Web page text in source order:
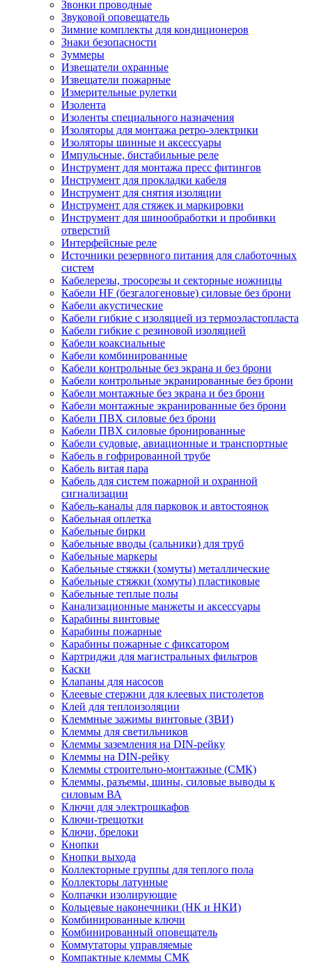
Звонки проводные
Звуковой оповещатель
Зимние комплекты для кондиционеров
Знаки безопасности
Зуммеры
Извещатели охранные
Извещатели пожарные
Измерительные рулетки
Изолента
Изоленты специального назначения
Изоляторы для монтажа ретро-электрики
Изоляторы шинные и аксессуары
Импульсные, бистабильные реле
Инструмент для монтажа пресс фитингов
Инструмент для прокладки кабеля
Инструмент для снятия изоляции
Инструмент для стяжек и маркировки
Инструмент для шинообработки и пробивки
отверстий
Интерфейсные реле
Источники резервного питания для слаботочных
систем
Кабелерезы, тросорезы и секторные ножницы
Кабели HF (безгалогеновые) силовые без брони
Кабели акустические
Кабели гибкие с изоляцией из термоэластопласта
Кабели гибкие с резиновой изоляцией
Кабели коаксиальные
Кабели комбинированные
Кабели контрольные без экрана и без брони
Кабели контрольные экранированные без брони
Кабели монтажные без экрана и без брони
Кабели монтажные экранированные без брони
Кабели ПВХ силовые без брони
Кабели ПВХ силовые бронированные
Кабели судовые, авиационные и транспортные
Кабель в гофрированной трубе
Кабель витая пара
Кабель для систем пожарной и охранной
сигнализации
Кабель-каналы для парковок и автостоянок
Кабельная оплетка
Кабельные бирки
Кабельные вводы (сальники) для труб
Кабельные маркеры
Кабельные стяжки (хомуты) металлические
Кабельные стяжки (хомуты) пластиковые
Кабельные теплые полы
Канализационные манжеты и аксессуары
Карабины винтовые
Карабины пожарные
Карабины пожарные с фиксатором
Картриджи для магистральных фильтров
Каски
Клапаны для насосов
Клеевые стержни для клеевых пистолетов
Клей для теплоизоляции
Клеммные зажимы винтовые (ЗВИ)
Клеммы для светильников
Клеммы заземления на DIN-рейку
Клеммы на DIN-рейку
Клеммы строительно-монтажные (СМК)
Клеммы, разъемы, шины, силовые выводы к
силовым ВА
Ключи для электрошкафов
Ключи-трещотки
Ключи, брелоки
Кнопки
Кнопки выхода
Коллекторные группы для теплого пола
Коллекторы латунные
Колпачки изолирующие
Кольцевые наконечники (НК и НКИ)
Комбинированные ключи
Комбинированный оповещатель
Коммутаторы управляемые
Компактные клеммы СМК